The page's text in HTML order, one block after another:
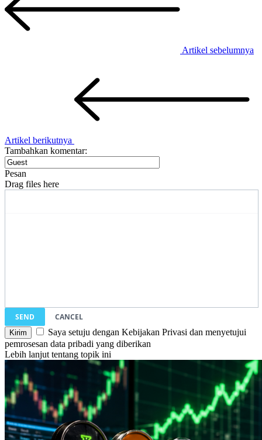
Artikel sebelumnya
Artikel berikutnya
Tambahkan komentar:
Pesan
Drag files here
SEND
CANCEL
Saya setuju dengan Kebijakan Privasi dan menyetujui
pemrosesan data pribadi yang diberikan
Lebih lanjut tentang topik ini